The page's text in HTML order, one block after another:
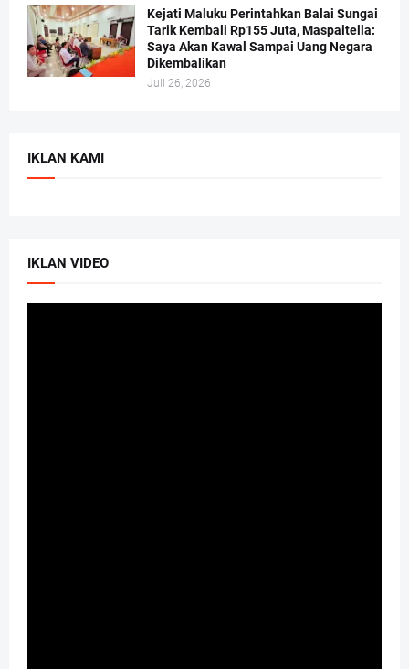
Kejati Maluku Perintahkan Balai Sungai
Tarik Kembali Rp155 Juta, Maspaitella:
Saya Akan Kawal Sampai Uang Negara
Dikembalikan
Juli 26, 2026
IKLAN KAMI
IKLAN VIDEO